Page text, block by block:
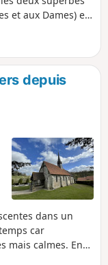
et aux Dames) et
publics
depuis
dans un
car
mais calmes. En